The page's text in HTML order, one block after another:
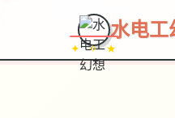
✦ ✧ ★
水电工